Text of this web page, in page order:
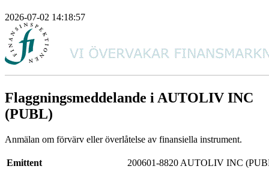
2026-07-02 14:18:57
Flaggningsmeddelande i AUTOLIV INC
(PUBL)
Anmälan om förvärv eller överlåtelse av finansiella instrument.
Emittent
200601-8820 AUTOLIV INC